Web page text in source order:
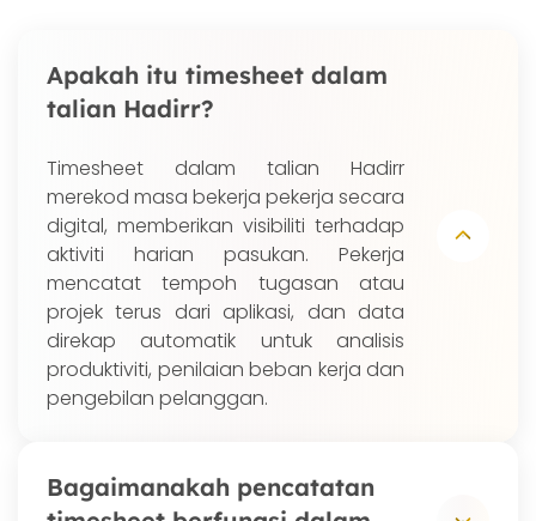
Apakah itu timesheet dalam
talian Hadirr?
Timesheet dalam talian Hadirr
merekod masa bekerja pekerja secara
digital, memberikan visibiliti terhadap
aktiviti harian pasukan. Pekerja
mencatat tempoh tugasan atau
projek terus dari aplikasi, dan data
direkap automatik untuk analisis
produktiviti, penilaian beban kerja dan
pengebilan pelanggan.
Bagaimanakah pencatatan